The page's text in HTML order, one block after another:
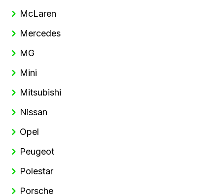
McLaren
Mercedes
MG
Mini
Mitsubishi
Nissan
Opel
Peugeot
Polestar
Porsche